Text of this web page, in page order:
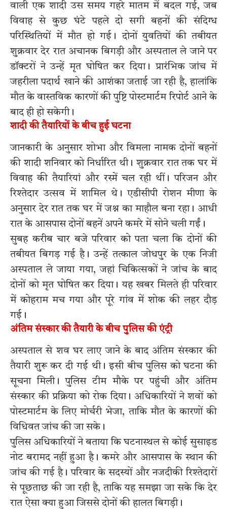
वाली एक शादी उस समय गहरे मातम में बदल गई, जब
विवाह से कुछ घंटे पहले दो सगी बहनों की संदिग्ध
परिस्थितियों में मौत हो गई। दोनों युवतियों की तबीयत
शुक्रवार देर रात अचानक बिगड़ी और अस्पताल ले जाने पर
डॉक्टरों ने उन्हें मृत घोषित कर दिया। प्रारंभिक जांच में
जहरीला पदार्थ खाने की आशंका जताई जा रही है, हालांकि
मौत के वास्तविक कारणों की पुष्टि पोस्टमार्टम रिपोर्ट आने के
बाद ही हो सकेगी।
शादी की तैयारियों के बीच हुई घटना
जानकारी के अनुसार शोभा और विमला नामक दोनों बहनों
की शादी शनिवार को निर्धारित थी। शुक्रवार रात तक घर में
विवाह की तैयारियां और रस्में चल रही थीं। परिजन और
रिश्तेदार उत्सव में शामिल थे। एडीसीपी रोशन मीणा के
अनुसार देर रात तक घर में जश्न का माहौल बना रहा। आधी
रात के आसपास दोनों बहनें अपने कमरे में सोने चली गईं।
सुबह करीब चार बजे परिवार को पता चला कि दोनों की
तबीयत बिगड़ गई है। उन्हें तत्काल जोधपुर के एक निजी
अस्पताल ले जाया गया, जहां चिकित्सकों ने जांच के बाद
दोनों को मृत घोषित कर दिया। यह खबर मिलते ही परिवार
में कोहराम मच गया और पूरे गांव में शोक की लहर दौड़
गई।
अंतिम संस्कार की तैयारी के बीच पुलिस की एंट्री
अस्पताल से शव घर लाए जाने के बाद अंतिम संस्कार की
तैयारी शुरू कर दी गई थी। इसी बीच पुलिस को घटना की
सूचना मिली। पुलिस टीम मौके पर पहुंची और अंतिम
संस्कार की प्रक्रिया को रोक दिया। अधिकारियों ने शवों को
पोस्टमार्टम के लिए मोर्चरी भेजा, ताकि मौत के कारणों की
विधिवत जांच की जा सके।
पुलिस अधिकारियों ने बताया कि घटनास्थल से कोई सुसाइड
नोट बरामद नहीं हुआ है। कमरे और आसपास के स्थान की
जांच की गई है। परिवार के सदस्यों और नजदीकी रिश्तेदारों
से पूछताछ की जा रही है, ताकि यह समझा जा सके कि देर
रात ऐसा क्या हुआ जिससे दोनों की हालत बिगड़ी।